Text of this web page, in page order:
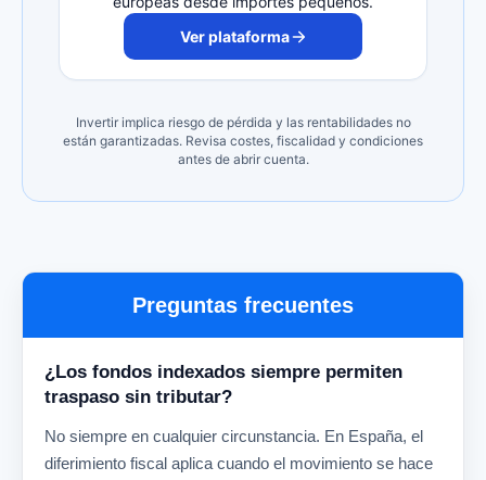
Ver plataforma
Invertir implica riesgo de pérdida y las rentabilidades no
están garantizadas. Revisa costes, fiscalidad y condiciones
antes de abrir cuenta.
Preguntas frecuentes
¿Los fondos indexados siempre permiten
traspaso sin tributar?
No siempre en cualquier circunstancia. En España, el
diferimiento fiscal aplica cuando el movimiento se hace